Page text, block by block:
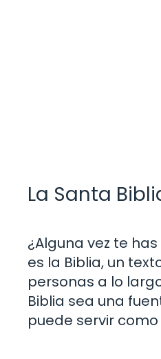
La Santa
¿Alguna vez te
es la Biblia, un
personas a lo
Biblia sea una
puede servir